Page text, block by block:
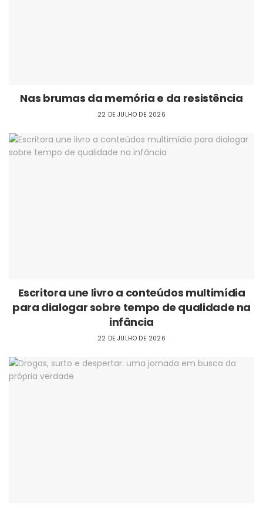
Nas brumas da memória e da resistência
22 DE JULHO DE 2026
Escritora une livro a conteúdos multimídia
para dialogar sobre tempo de qualidade na
infância
22 DE JULHO DE 2026